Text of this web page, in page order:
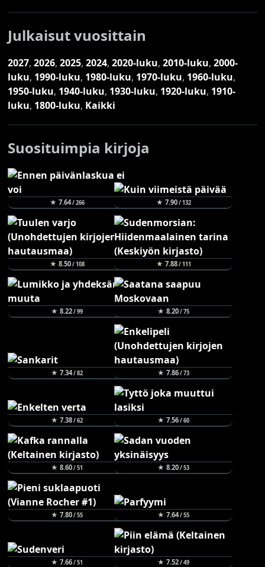
Julkaisut vuosittain
2027,2026,2025,2024,2020-luku,2010-luku,2000-
luku, 1990-luku, 1980-luku, 1970-luku, 1960-luku,
1950-luku, 1940-luku, 1930-luku, 1920-luku, 1910-
luku, 1800-luku, Kaikki
Suosituimpia kirjoja
★ 7.64/ 266 ★ 7.90/ 132
★ 8.50/ 108 ★ 7.88/ 111
★ 8.22/ 99 ★ 8.20/ 75
★ 7.34/ 82 ★ 7.86/ 73
★ 7.38/ 62 ★ 7.56/ 60
★ 8.60/ 51 ★ 8.20/ 53
★ 7.80/ 55 ★ 7.64/ 55
★ 7.66/ 51 ★ 7.52/ 49